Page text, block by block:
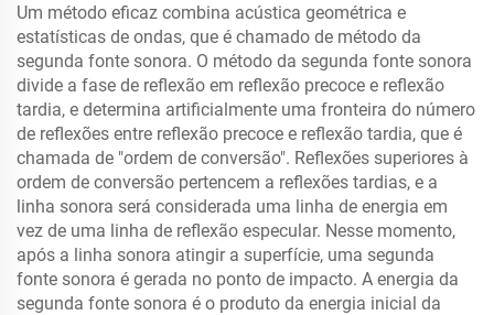
Um método eficaz combina acústica geométrica e
estatísticas de ondas, que é chamado de método da
segunda fonte sonora. O método da segunda fonte sonora
divide a fase de reflexão em reflexão precoce e reflexão
tardia, e determina artificialmente uma fronteira do número
de reflexões entre reflexão precoce e reflexão tardia, que é
chamada de "ordem de conversão". Reflexões superiores à
ordem de conversão pertencem a reflexões tardias, e a
linha sonora será considerada uma linha de energia em
vez de uma linha de reflexão especular. Nesse momento,
após a linha sonora atingir a superfície, uma segunda
fonte sonora é gerada no ponto de impacto. A energia da
segunda fonte sonora é o produto da energia inicial da